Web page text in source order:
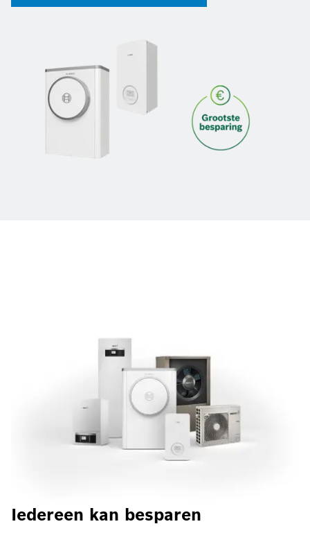
Iedereen kan besparen